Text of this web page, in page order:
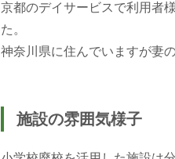
京都のデイサービスで利用者
た。
神奈川県に住んでいますが妻
施設の雰囲気様子